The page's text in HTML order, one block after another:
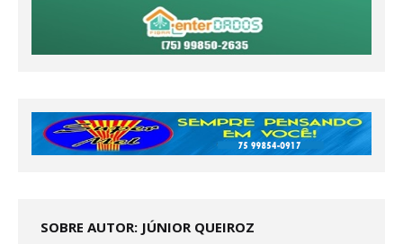
SOBRE AUTOR: JÚNIOR QUEIROZ